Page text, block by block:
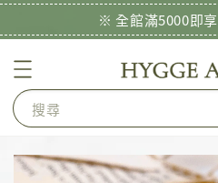
※ 全館滿5000即
搜尋